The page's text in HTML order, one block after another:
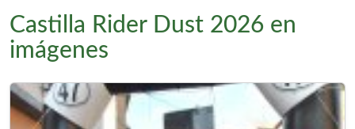
Castilla Rider Dust 2026 en
imágenes